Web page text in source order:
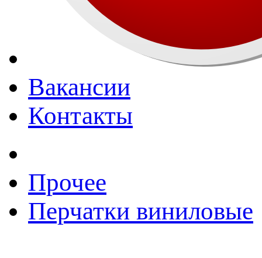
Вакансии
Контакты
Прочее
Перчатки виниловые